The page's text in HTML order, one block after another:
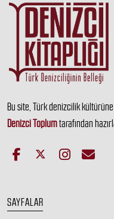
Bu site, Türk denizcilik
Denizci Toplumtarafından
SAYFALAR